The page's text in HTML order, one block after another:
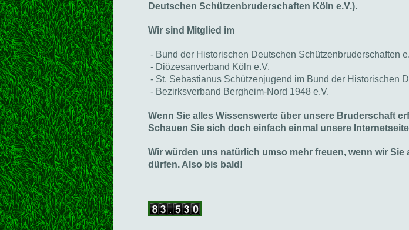
Deutschen Schützenbruderschaften Köln e.V.).
Wir sind Mitglied im
- Bund der Historischen Deutschen Schützenbruderschaften
- Diözesanverband Köln e.V.
- St. Sebastianus Schützenjugend im Bund der Historischen
- Bezirksverband Bergheim-Nord 1948 e.V.
Wenn Sie alles Wissenswerte über unsere Bruderschaft
Schauen Sie sich doch einfach einmal unsere
Wir würden uns natürlich umso mehr freuen, wenn wir
dürfen. Also bis bald!